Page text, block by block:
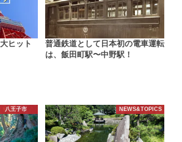
ヒット
普通鉄道として日本初の電車運転
は、飯田町駅〜中野駅！
八王子市 NEWS&TOPICS